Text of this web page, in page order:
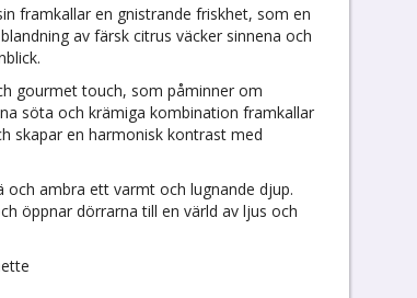
framkallar en gnistrande friskhet, som en
av färsk citrus väcker sinnena och
gourmet touch, som påminner om
söta och krämiga kombination framkallar
skapar en harmonisk kontrast med
och ambra ett varmt och lugnande djup.
öppnar dörrarna till en värld av ljus och